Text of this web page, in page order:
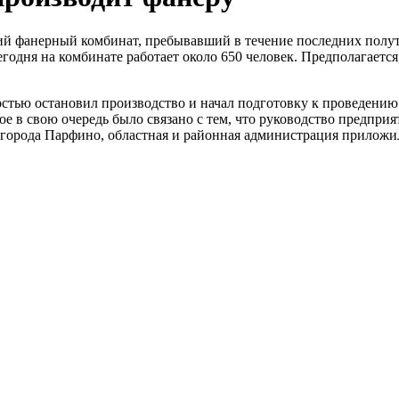
фанерный комбинат, пребывавший в течение последних
на комбинате работает около 650 человек.
остановил производство и начал подготовку к
свою очередь было связано с тем, что руководство
Парфино, областная и районная администрация